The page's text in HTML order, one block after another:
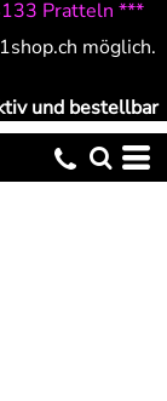
Pratteln ***
möglich.
und bestellbar